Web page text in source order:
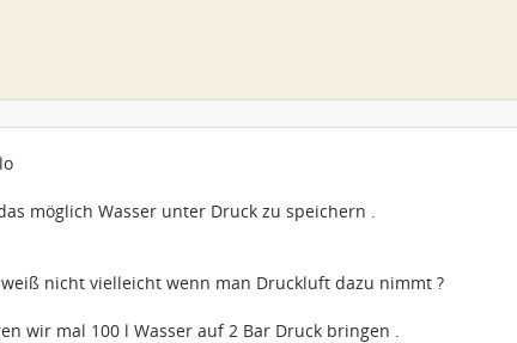
möglich Wasser unter Druck zu speichern .
nicht vielleicht wenn man Druckluft dazu nimmt ?
wir mal 100 l Wasser auf 2 Bar Druck bringen .